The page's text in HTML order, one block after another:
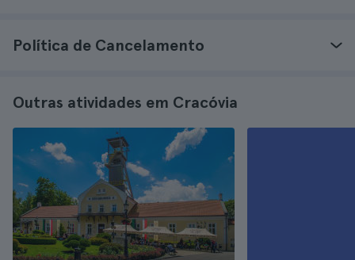
Política de Cancelamento
Outras atividades em Cracóvia